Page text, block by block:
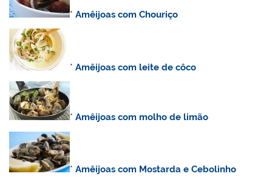
*Amêijoas com Chouriço
*Amêijoas com leite de côco
*Amêijoas com molho de limão
*Amêijoas com Mostarda e Cebolinho